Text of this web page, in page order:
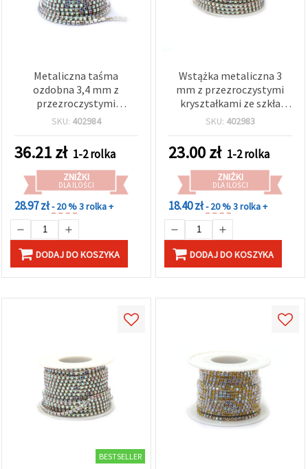
Metaliczna taśma
ozdobna 3,4 mm z
przezroczystymi
tęczowymi kryształkami
rękodzieła DIY i zdobień
biżuterii
SKU: 402984
36.21zł 1-2 rolka
ZNIŻKI
DLA ILOŚCI
28.97 zł- 20 %3 rolka +
DODAJ DO KOSZYKA
Wstążka metaliczna 3
mm z przezroczystymi
kryształkami ze szkła
Crystal Rainbow SS12 – 9
SKU: 402983
23.00zł 1-2 rolka
ZNIŻKI
DLA ILOŚCI
18.40 zł- 20 %3 rolka +
DODAJ DO KOSZYKA
BESTSELLER